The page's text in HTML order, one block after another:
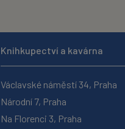
Knihkupectví a kavárna
Václavské náměstí 34, Praha
Národní 7, Praha
Na Florenci 3, Praha